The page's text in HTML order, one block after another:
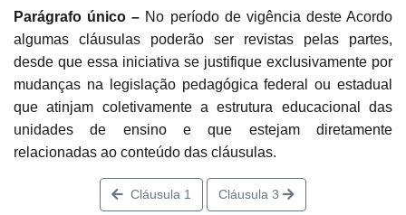
Parágrafo único – No período de vigência deste Acordo
algumas cláusulas poderão ser revistas pelas partes,
desde que essa iniciativa se justifique exclusivamente por
mudanças na legislação pedagógica federal ou estadual
que atinjam coletivamente a estrutura educacional das
unidades de ensino e que estejam diretamente
relacionadas ao conteúdo das cláusulas.
Cláusula 1 Cláusula 3